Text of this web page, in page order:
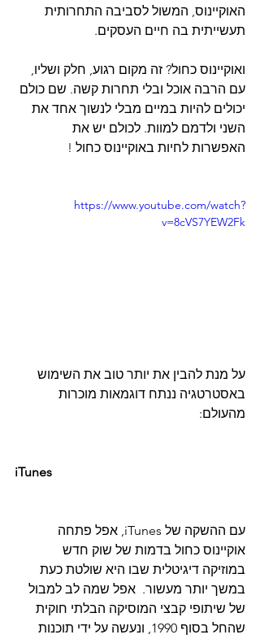
האוקיינוס, המשול לסביבה התחרותית
תעשייתית בה חיים העסקים.
ואוקיינוס כחול? זה מקום רגוע, חלק ושליו,
עם הרבה אוכל ובלי תחרות קשה. שם כולם
יכולים להיות במיים מבלי לנשוך אחד את
השני ולדמם למוות. לכולם יש את
האפשרות לחיות באוקיינוס כחול !
https://www.youtube.com/watch?
v=8cVS7YEW2Fk
על מנת להבין את יותר טוב את השימוש
באסטרטגיה ננתח דוגמאות מוכרות
מהעולם:
iTunes
עם ההשקה של iTunes, אפל פתחה
אוקיינוס ​​כחול בדמות של שוק חדש
במוזיקה דיגיטלית שבו היא שולטת כעת
במשך יותר מעשור.  אפל שמה לב למבול
של שיתופי קבצי המוסיקה הבלתי חוקית
שהחל בסוף 1990, ונעשה על ידי תוכנות